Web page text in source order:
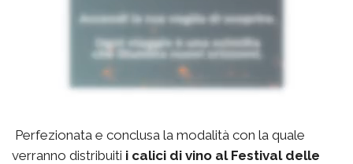
Perfezionata e conclusa la modalità con la quale
verranno distribuiti i calici di vino al Festival delle